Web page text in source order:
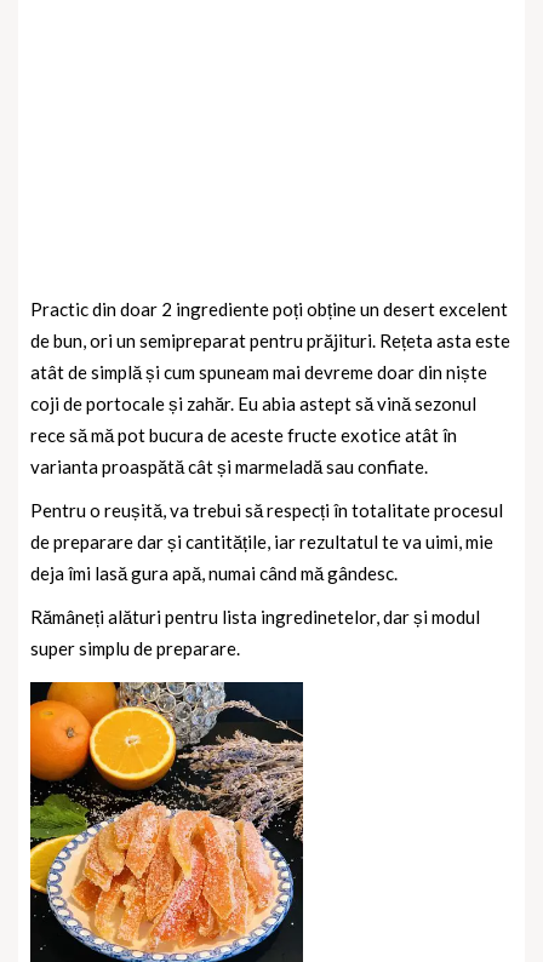
Practic din doar 2 ingrediente poți obține un desert excelent
de bun, ori un semipreparat pentru prăjituri. Rețeta asta este
atât de simplă și cum spuneam mai devreme doar din niște
coji de portocale și zahăr. Eu abia astept să vină sezonul
rece să mă pot bucura de aceste fructe exotice atât în
varianta proaspătă cât și marmeladă sau confiate.
Pentru o reușită, va trebui să respecți în totalitate procesul
de preparare dar și cantitățile, iar rezultatul te va uimi, mie
deja îmi lasă gura apă, numai când mă gândesc.
Rămâneți alături pentru lista ingredinetelor, dar și modul
super simplu de preparare.